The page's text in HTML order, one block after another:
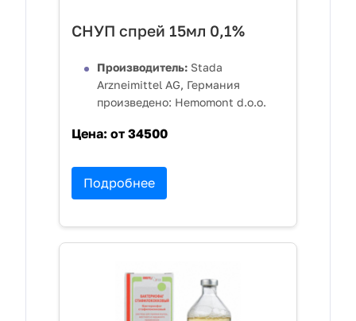
СНУП спрей 15мл 0,1%
Производитель: Stada
Arzneimittel AG, Германия
произведено: Hemomont d.o.o.
Цена: от 34500
Подробнее